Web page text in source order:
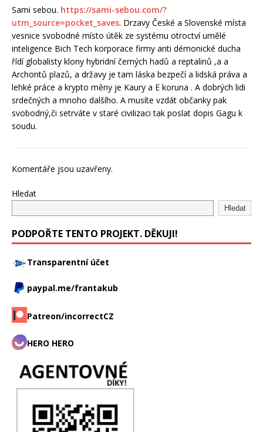
Sami sebou. https://sami-sebou.com/?
utm_source=pocket_saves. Drzavy České a Slovenské místa
vesnice svobodné místo útěk ze systému otroctví umělé
inteligence Bich Tech korporace firmy anti démonické ducha
řídí globalisty klony hybridní černých hadů a reptalinů ,a a
Archontů plazů, a državy je tam láska bezpečí a lidská práva a
lehké práce a krypto měny je Kaury a E koruna . A dobrých lidi
srdečných a mnoho dalšího. A musíte vzdát občanky pak
svobodný,či setrváte v staré civilizaci tak poslat dopis Gagu k
soudu.
Komentáře jsou uzavřeny.
Hledat
Hledat
PODPOŘTE TENTO PROJEKT. DĚKUJI!
Transparentní účet
paypal.me/frantakub
Patreon/incorrectCZ
HERO HERO